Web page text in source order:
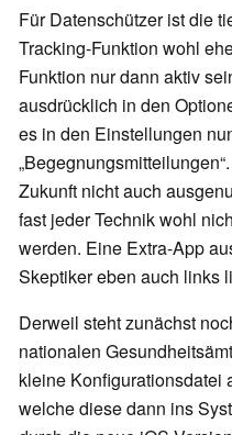
Für Datenschützer ist die
Tracking-Funktion wohl
Funktion nur dann aktiv
ausdrücklich in den
es in den Einstellungen
Zukunft nicht auch
fast jeder Technik wohl
werden. Eine Extra-App
Skeptiker eben auch links
Derweil steht zunächst
nationalen
kleine Konfigurationsdatei
welche diese dann ins